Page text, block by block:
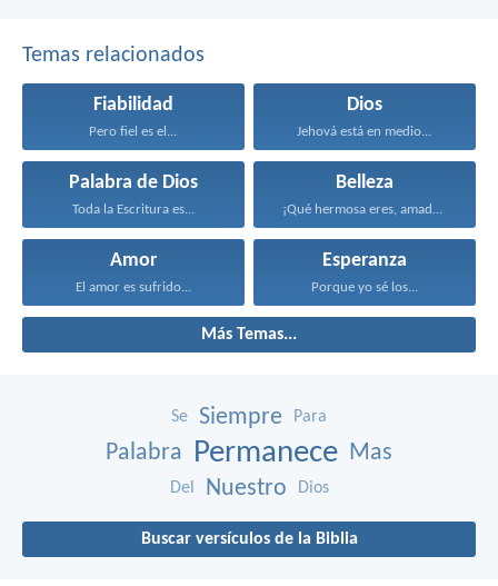
Temas relacionados
Fiabilidad
Pero fiel es el...
Dios
Jehová está en medio...
Palabra de Dios
Toda la Escritura es...
Belleza
¡Qué hermosa eres, amada...
Amor
El amor es sufrido...
Esperanza
Porque yo sé los...
Más Temas...
Se Siempre Para
Palabra Permanece Mas
Del Nuestro Dios
Buscar versículos de la Biblia